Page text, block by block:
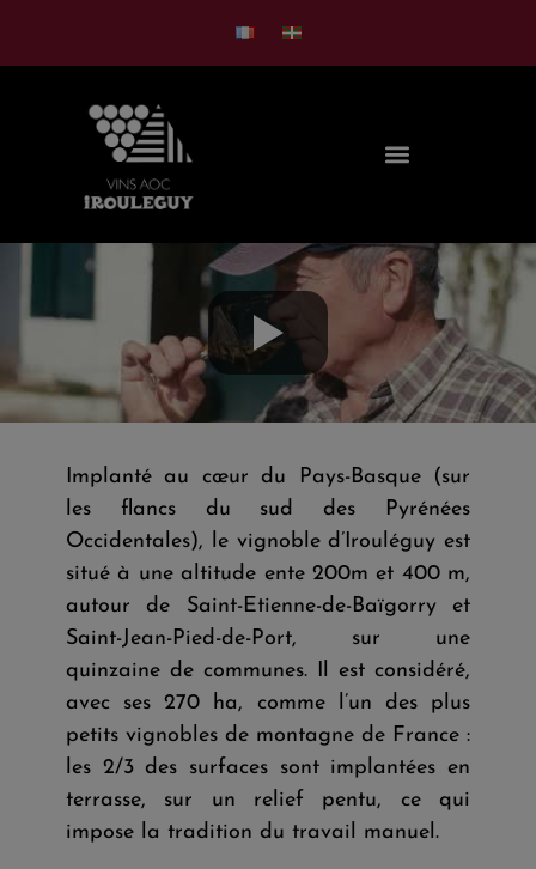
Implanté au cœur du Pays-Basque (sur
les flancs du sud des Pyrénées
Occidentales), le vignoble d’Irouléguy est
situé à une altitude ente 200m et 400 m,
autour de Saint-Etienne-de-Baïgorry et
Saint-Jean-Pied-de-Port, sur une
quinzaine de communes. Il est considéré,
avec ses 270 ha, comme l’un des plus
petits vignobles de montagne de France :
les 2/3 des surfaces sont implantées en
terrasse, sur un relief pentu, ce qui
impose la tradition du travail manuel.